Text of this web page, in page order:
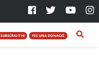
SUBSCRIU-T'HI FES UNA DONACIÓ